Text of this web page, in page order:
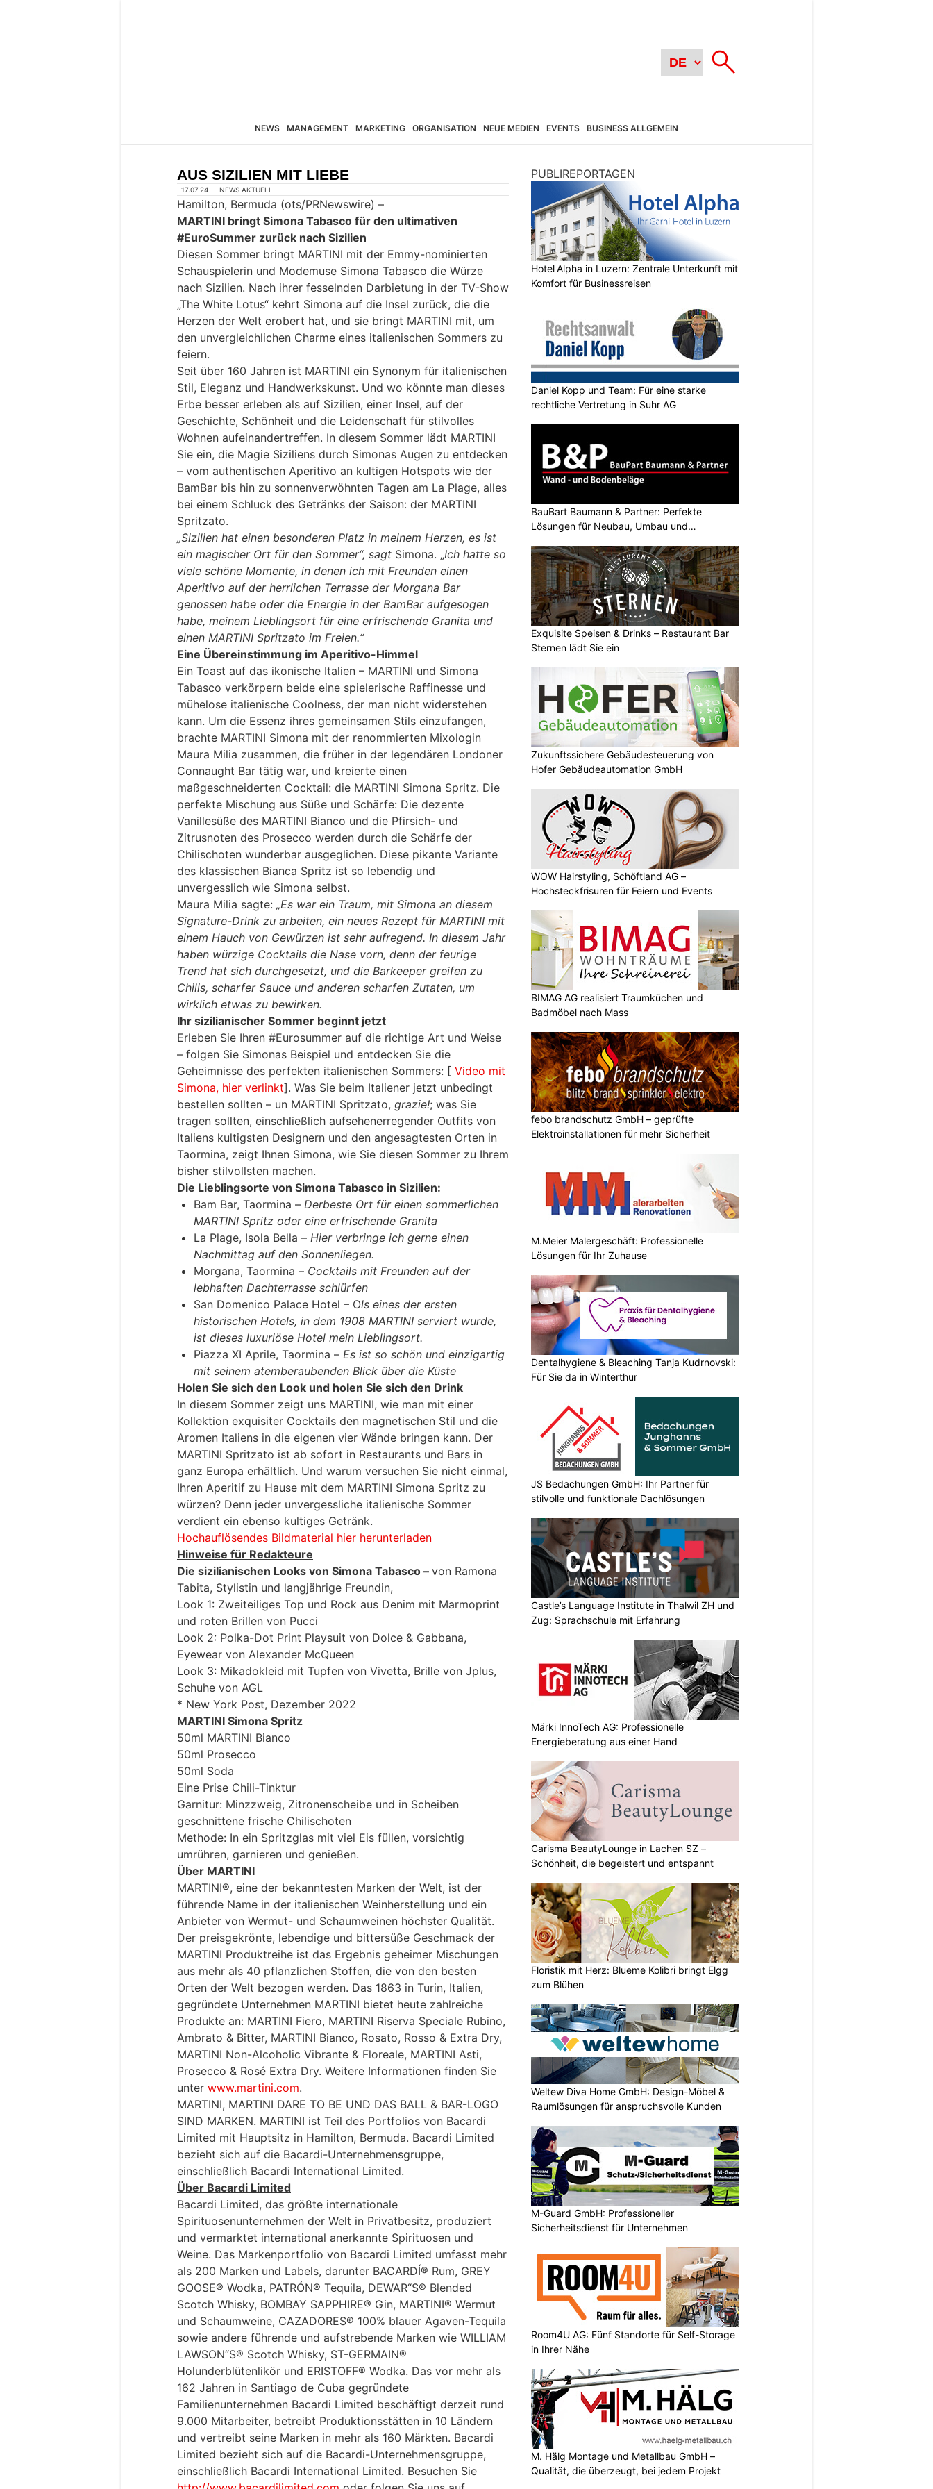
NEWS MANAGEMENT MARKETING ORGANISATION NEUE MEDIEN EVENTS BUSINESS ALLGEMEIN
AUS SIZILIEN MIT LIEBE
17.07.24 NEWS AKTUELL
Hamilton, Bermuda (ots/PRNewswire) –
MARTINI bringt Simona Tabasco für den ultimativen
#EuroSummer zurück nach Sizilien
Diesen Sommer bringt MARTINI mit der Emmy-nominierten
Schauspielerin und Modemuse Simona Tabasco die Würze
nach Sizilien. Nach ihrer fesselnden Darbietung in der TV-Show
„The White Lotus“ kehrt Simona auf die Insel zurück, die die
Herzen der Welt erobert hat, und sie bringt MARTINI mit, um
den unvergleichlichen Charme eines italienischen Sommers zu
feiern.
Seit über 160 Jahren ist MARTINI ein Synonym für italienischen
Stil, Eleganz und Handwerkskunst. Und wo könnte man dieses
Erbe besser erleben als auf Sizilien, einer Insel, auf der
Geschichte, Schönheit und die Leidenschaft für stilvolles
Wohnen aufeinandertreffen. In diesem Sommer lädt MARTINI
Sie ein, die Magie Siziliens durch Simonas Augen zu entdecken
– vom authentischen Aperitivo an kultigen Hotspots wie der
BamBar bis hin zu sonnenverwöhnten Tagen am La Plage, alles
bei einem Schluck des Getränks der Saison: der MARTINI
Spritzato.
„Sizilien hat einen besonderen Platz in meinem Herzen, es ist
ein magischer Ort für den Sommer“, sagt Simona. „Ich hatte so
viele schöne Momente, in denen ich mit Freunden einen
Aperitivo auf der herrlichen Terrasse der Morgana Bar
genossen habe oder die Energie in der BamBar aufgesogen
habe, meinem Lieblingsort für eine erfrischende Granita und
einen MARTINI Spritzato im Freien.“
Eine Übereinstimmung im Aperitivo-Himmel
Ein Toast auf das ikonische Italien – MARTINI und Simona
Tabasco verkörpern beide eine spielerische Raffinesse und
mühelose italienische Coolness, der man nicht widerstehen
kann. Um die Essenz ihres gemeinsamen Stils einzufangen,
brachte MARTINI Simona mit der renommierten Mixologin
Maura Milia zusammen, die früher in der legendären Londoner
Connaught Bar tätig war, und kreierte einen
maßgeschneiderten Cocktail: die MARTINI Simona Spritz. Die
perfekte Mischung aus Süße und Schärfe: Die dezente
Vanillesüße des MARTINI Bianco und die Pfirsich- und
Zitrusnoten des Prosecco werden durch die Schärfe der
Chilischoten wunderbar ausgeglichen. Diese pikante Variante
des klassischen Bianca Spritz ist so lebendig und
unvergesslich wie Simona selbst.
Maura Milia sagte: „Es war ein Traum, mit Simona an diesem
Signature-Drink zu arbeiten, ein neues Rezept für MARTINI mit
einem Hauch von Gewürzen ist sehr aufregend. In diesem Jahr
haben würzige Cocktails die Nase vorn, denn der feurige
Trend hat sich durchgesetzt, und die Barkeeper greifen zu
Chilis, scharfer Sauce und anderen scharfen Zutaten, um
wirklich etwas zu bewirken.
Ihr sizilianischer Sommer beginnt jetzt
Erleben Sie Ihren #Eurosummer auf die richtige Art und Weise
– folgen Sie Simonas Beispiel und entdecken Sie die
Geheimnisse des perfekten italienischen Sommers: [ Video mit
Simona, hier verlinkt]. Was Sie beim Italiener jetzt unbedingt
bestellen sollten – un MARTINI Spritzato, grazie!; was Sie
tragen sollten, einschließlich aufsehenerregender Outfits von
Italiens kultigsten Designern und den angesagtesten Orten in
Taormina, zeigt Ihnen Simona, wie Sie diesen Sommer zu Ihrem
bisher stilvollsten machen.
Die Lieblingsorte von Simona Tabasco in Sizilien:
Bam Bar, Taormina – Derbeste Ort für einen sommerlichen
MARTINI Spritz oder eine erfrischende Granita
La Plage, Isola Bella – Hier verbringe ich gerne einen
Nachmittag auf den Sonnenliegen.
Morgana, Taormina – Cocktails mit Freunden auf der
lebhaften Dachterrasse schlürfen
San Domenico Palace Hotel – Ols eines der ersten
historischen Hotels, in dem 1908 MARTINI serviert wurde,
ist dieses luxuriöse Hotel mein Lieblingsort.
Piazza XI Aprile, Taormina – Es ist so schön und einzigartig
mit seinem atemberaubenden Blick über die Küste
Holen Sie sich den Look und holen Sie sich den Drink
In diesem Sommer zeigt uns MARTINI, wie man mit einer
Kollektion exquisiter Cocktails den magnetischen Stil und die
Aromen Italiens in die eigenen vier Wände bringen kann. Der
MARTINI Spritzato ist ab sofort in Restaurants und Bars in
ganz Europa erhältlich. Und warum versuchen Sie nicht einmal,
Ihren Aperitif zu Hause mit dem MARTINI Simona Spritz zu
würzen? Denn jeder unvergessliche italienische Sommer
verdient ein ebenso kultiges Getränk.
Hochauflösendes Bildmaterial hier herunterladen
Hinweise für Redakteure
Die sizilianischen Looks von Simona Tabasco – von Ramona
Tabita, Stylistin und langjährige Freundin,
Look 1: Zweiteiliges Top und Rock aus Denim mit Marmoprint
und roten Brillen von Pucci
Look 2: Polka-Dot Print Playsuit von Dolce & Gabbana,
Eyewear von Alexander McQueen
Look 3: Mikadokleid mit Tupfen von Vivetta, Brille von Jplus,
Schuhe von AGL
* New York Post, Dezember 2022
MARTINI Simona Spritz
50ml MARTINI Bianco
50ml Prosecco
50ml Soda
Eine Prise Chili-Tinktur
Garnitur: Minzzweig, Zitronenscheibe und in Scheiben
geschnittene frische Chilischoten
Methode: In ein Spritzglas mit viel Eis füllen, vorsichtig
umrühren, garnieren und genießen.
Über MARTINI
MARTINI®, eine der bekanntesten Marken der Welt, ist der
führende Name in der italienischen Weinherstellung und ein
Anbieter von Wermut- und Schaumweinen höchster Qualität.
Der preisgekrönte, lebendige und bittersüße Geschmack der
MARTINI Produktreihe ist das Ergebnis geheimer Mischungen
aus mehr als 40 pflanzlichen Stoffen, die von den besten
Orten der Welt bezogen werden. Das 1863 in Turin, Italien,
gegründete Unternehmen MARTINI bietet heute zahlreiche
Produkte an: MARTINI Fiero, MARTINI Riserva Speciale Rubino,
Ambrato & Bitter, MARTINI Bianco, Rosato, Rosso & Extra Dry,
MARTINI Non-Alcoholic Vibrante & Floreale, MARTINI Asti,
Prosecco & Rosé Extra Dry. Weitere Informationen finden Sie
unter www.martini.com.
MARTINI, MARTINI DARE TO BE UND DAS BALL & BAR-LOGO
SIND MARKEN. MARTINI ist Teil des Portfolios von Bacardi
Limited mit Hauptsitz in Hamilton, Bermuda. Bacardi Limited
bezieht sich auf die Bacardi-Unternehmensgruppe,
einschließlich Bacardi International Limited.
Über Bacardi Limited
Bacardi Limited, das größte internationale
Spirituosenunternehmen der Welt in Privatbesitz, produziert
und vermarktet international anerkannte Spirituosen und
Weine. Das Markenportfolio von Bacardi Limited umfasst mehr
als 200 Marken und Labels, darunter BACARDÍ® Rum, GREY
GOOSE® Wodka, PATRÓN® Tequila, DEWAR“S® Blended
Scotch Whisky, BOMBAY SAPPHIRE® Gin, MARTINI® Wermut
und Schaumweine, CAZADORES® 100% blauer Agaven-Tequila
sowie andere führende und aufstrebende Marken wie WILLIAM
LAWSON“S® Scotch Whisky, ST-GERMAIN®
Holunderblütenlikör und ERISTOFF® Wodka. Das vor mehr als
162 Jahren in Santiago de Cuba gegründete
Familienunternehmen Bacardi Limited beschäftigt derzeit rund
9.000 Mitarbeiter, betreibt Produktionsstätten in 10 Ländern
und vertreibt seine Marken in mehr als 160 Märkten. Bacardi
Limited bezieht sich auf die Bacardi-Unternehmensgruppe,
einschließlich Bacardi International Limited. Besuchen Sie
PUBLIREPORTAGEN
Hotel Alpha in Luzern: Zentrale Unterkunft mit
Komfort für Businessreisen
Daniel Kopp und Team: Für eine starke
rechtliche Vertretung in Suhr AG
BauBart Baumann & Partner: Perfekte
Lösungen für Neubau, Umbau und
Exquisite Speisen & Drinks – Restaurant Bar
Sternen lädt Sie ein
Zukunftssichere Gebäudesteuerung von
Hofer Gebäudeautomation GmbH
WOW Hairstyling, Schöftland AG –
Hochsteckfrisuren für Feiern und Events
BIMAG AG realisiert Traumküchen und
Badmöbel nach Mass
febo brandschutz GmbH – geprüfte
Elektroinstallationen für mehr Sicherheit
M.Meier Malergeschäft: Professionelle
Lösungen für Ihr Zuhause
Dentalhygiene & Bleaching Tanja Kudrnovski:
Für Sie da in Winterthur
JS Bedachungen GmbH: Ihr Partner für
stilvolle und funktionale Dachlösungen
Castle’s Language Institute in Thalwil ZH und
Zug: Sprachschule mit Erfahrung
Märki InnoTech AG: Professionelle
Energieberatung aus einer Hand
Carisma BeautyLounge in Lachen SZ –
Schönheit, die begeistert und entspannt
Floristik mit Herz: Blueme Kolibri bringt Elgg
zum Blühen
Weltew Diva Home GmbH: Design-Möbel &
Raumlösungen für anspruchsvolle Kunden
M-Guard GmbH: Professioneller
Sicherheitsdienst für Unternehmen
Room4U AG: Fünf Standorte für Self-Storage
in Ihrer Nähe
M. Hälg Montage und Metallbau GmbH –
Qualität, die überzeugt, bei jedem Projekt